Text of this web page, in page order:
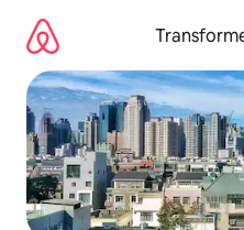
para
conteúdo